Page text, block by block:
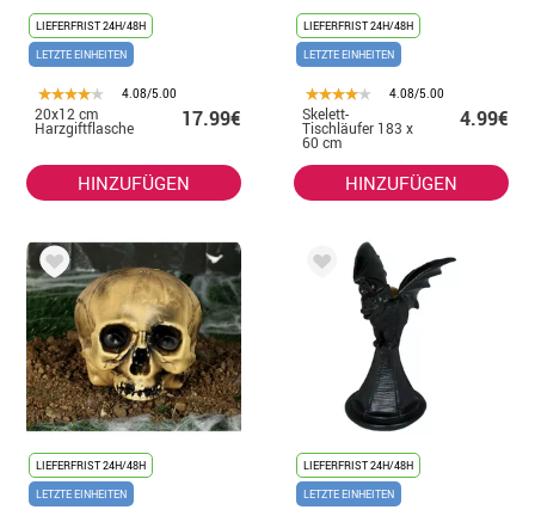
LIEFERFRIST 24H/48H
LETZTE EINHEITEN
4.08/5.00
20x12 cm
Harzgiftflasche 17.99€
HINZUFÜGEN
LIEFERFRIST 24H/48H
LETZTE EINHEITEN
4.08/5.00
Skelett-
Tischläufer 183 x
60 cm
4.99€
HINZUFÜGEN
LIEFERFRIST 24H/48H
LETZTE EINHEITEN
LIEFERFRIST 24H/48H
LETZTE EINHEITEN